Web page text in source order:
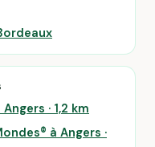
· 1,2 km
à Angers ·